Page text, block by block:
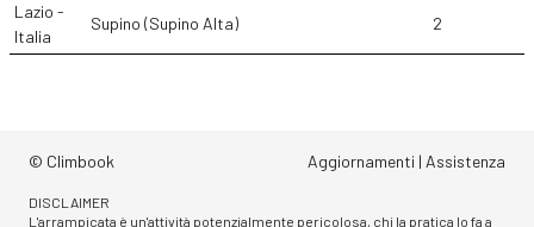
Lazio -
Italia
Supino (Supino Alta) 2
© Climbook Aggiornamenti | Assistenza
DISCLAIMER
L'arrampicata è un'attività potenzialmente pericolosa, chi la pratica lo fa a